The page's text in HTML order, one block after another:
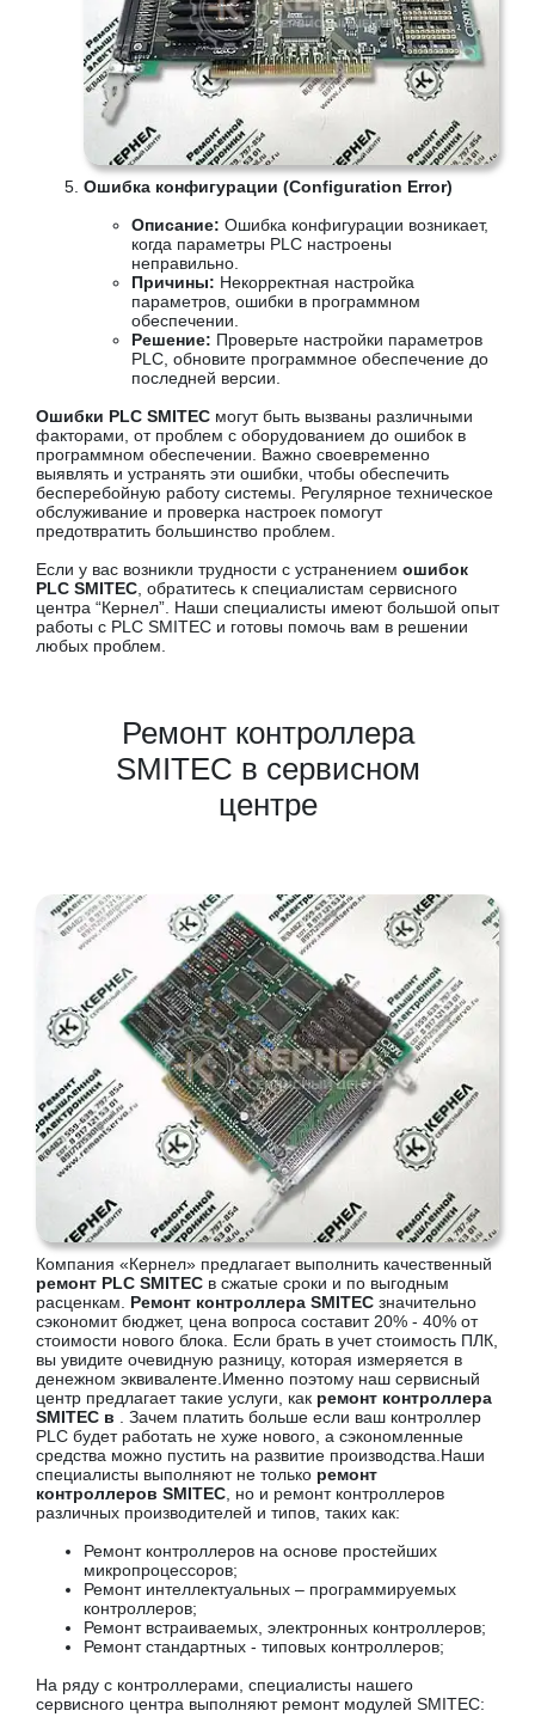
Ошибка конфигурации (Configuration Error)
Описание: Ошибка конфигурации возникает,
когда параметры PLC настроены
неправильно.
Причины: Некорректная настройка
параметров, ошибки в программном
обеспечении.
Решение: Проверьте настройки параметров
PLC, обновите программное обеспечение до
последней версии.
Ошибки PLC SMITEC могут быть вызваны различными
факторами, от проблем с оборудованием до ошибок в
программном обеспечении. Важно своевременно
выявлять и устранять эти ошибки, чтобы обеспечить
бесперебойную работу системы. Регулярное техническое
обслуживание и проверка настроек помогут
предотвратить большинство проблем.
Если у вас возникли трудности с устранением ошибок
PLC SMITEC , обратитесь к специалистам сервисного
центра “Кернел”. Наши специалисты имеют большой опыт
работы с PLC SMITEC и готовы помочь вам в решении
любых проблем.
Ремонт контроллера
SMITEC в сервисном
центре
Компания «Кернел» предлагает выполнить качественный
ремонт PLC SMITEC в сжатые сроки и по выгодным
расценкам. Ремонт контроллера SMITEC значительно
сэкономит бюджет, цена вопроса составит 20% - 40% от
стоимости нового блока. Если брать в учет стоимость ПЛК,
вы увидите очевидную разницу, которая измеряется в
денежном эквиваленте.Именно поэтому наш сервисный
центр предлагает такие услуги, как ремонт контроллера
SMITEC в
. Зачем платить больше если ваш контроллер
PLC будет работать не хуже нового, а сэкономленные
средства можно пустить на развитие производства.Наши
специалисты выполняют не только ремонт
контроллеров SMITEC , но и ремонт контроллеров
различных производителей и типов, таких как:
Ремонт контроллеров на основе простейших
микропроцессоров;
Ремонт интеллектуальных – программируемых
контроллеров;
Ремонт встраиваемых, электронных контроллеров;
Ремонт стандартных - типовых контроллеров;
На ряду с контроллерами, специалисты нашего
сервисного центра выполняют ремонт модулей SMITEC: